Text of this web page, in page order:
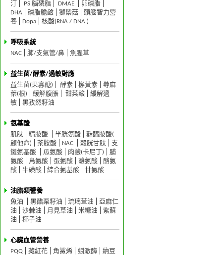
汀
PS 腦磷脂 DMAE
卵磷脂
DHA
磷脂膽鹼 獅鬃菇
頭腦智力營
養
Dopa 核酸(RNA / DNA )
呼吸系統
NAC
肺/支氣管/鼻 魚腥草
益生菌/酵素/過敏對應
益生菌(果寡醣)
酵素 槲黃素
蕁麻
葉(根)
緩解腹脹 甜菜鹼
緩解過
敏
黑孜然籽油
氨基酸
肌肽
精胺酸 半胱氨酸
麩醯胺酸(
顧他命)
茶胺酸 NAC 穀胱甘肽
支
鏈氨基酸
瓜氨酸 肉鹼(卡尼丁)
脯
氨酸
鳥氨酸 蛋氨酸 離氨酸
酪氨
酸
牛磺酸 綜合氨基酸 甘氨酸
油脂類營養
魚油
黑醋栗籽油 琉璃苣油
亞麻仁
油
沙棘油 月見草油 米糠油
紫蘇
油
椰子油
心臟血管營養
PQQ
藏紅花 角鯊烯 蚓激酶
納豆